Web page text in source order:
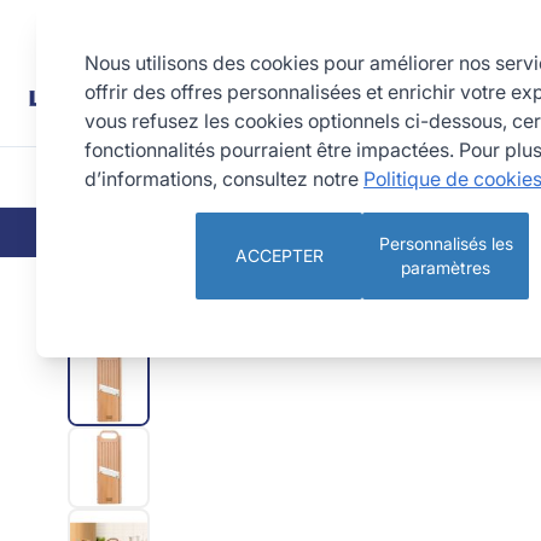
CUISINEPÂTISSERIE
NOS
Nous utilisons des cookies pour améliorer nos
offrir des offres personnalisées et enrichir votre
vous refusez les cookies optionnels ci-dessous,
fonctionnalités pourraient être impactées. Pour plus
d’informations, consultez notre Politique de cookies
ACCEPTER
Personnalisés les
paramètres